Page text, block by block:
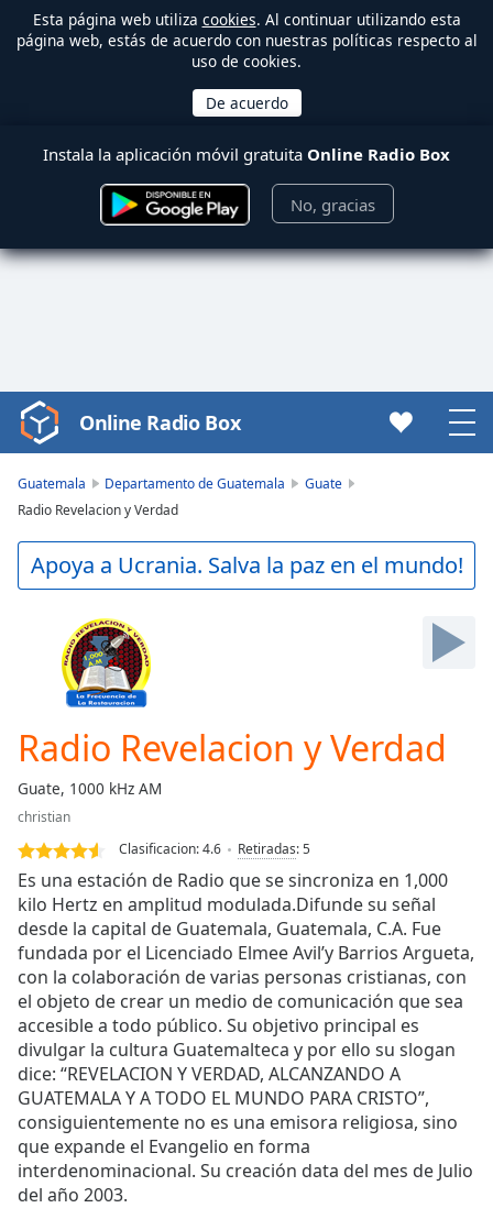
Esta página web utiliza cookies. Al continuar utilizando esta
página web, estás de acuerdo con nuestras políticas respecto al
uso de cookies.
Instala la aplicación móvil gratuita Online Radio Box
No, gracias
Video
Player
loading.
Video
Play
0:00
Loaded:
0.00%
Stream
TypeLIVE
Seek to
live,
currently
behind
Remaining
Time-
Playback
Rate
Chapters
Online Radio Box
Guatemala Departamento de Guatemala
Guate
Radio Revelacion y Verdad
Apoya a Ucrania. Salva la paz en el mundo!
Radio Revelacion y Verdad
Guate, 1000 kHz AM
christian
Clasificacion:4.6 Retiradas:5
Es una estación de Radio que se sincroniza en 1,000
kilo Hertz en amplitud modulada.Difunde su señal
desde la capital de Guatemala, Guatemala, C.A. Fue
fundada por el Licenciado Elmee Avil’y Barrios Argueta,
con la colaboración de varias personas cristianas, con
el objeto de crear un medio de comunicación que sea
accesible a todo público. Su objetivo principal es
divulgar la cultura Guatemalteca y por ello su slogan
dice: “REVELACION Y VERDAD, ALCANZANDO A
GUATEMALA Y A TODO EL MUNDO PARA CRISTO”,
consiguientemente no es una emisora religiosa, sino
que expande el Evangelio en forma
interdenominacional. Su creación data del mes de Julio
del año 2003.